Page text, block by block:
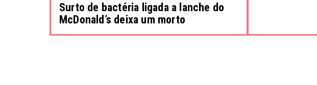
Surto de bactéria ligada a lanche do
McDonald’s deixa um morto